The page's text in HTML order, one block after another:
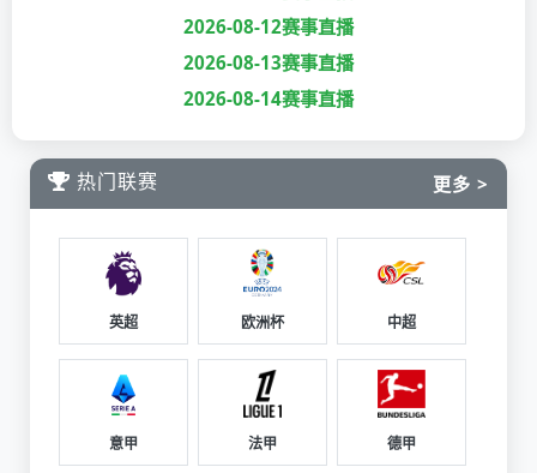
2026-08-12赛事直播
2026-08-13赛事直播
2026-08-14赛事直播
热门联赛 更多 >
英超 欧洲杯 中超
意甲 法甲 德甲